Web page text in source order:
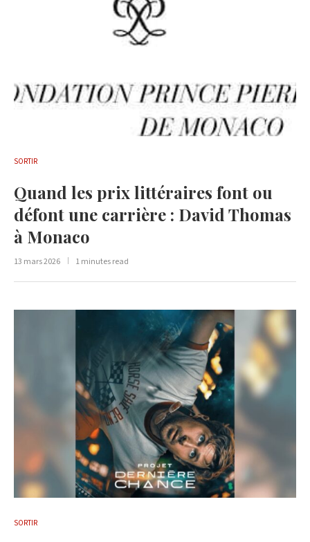
SORTIR
Quand les prix littéraires font ou
défont une carrière : David Thomas
à Monaco
13 mars 2026 1 minutes read
SORTIR